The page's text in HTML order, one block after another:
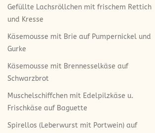
Gefüllte Lachsröllchen mit frischem Rettich
und Kresse
Käsemousse mit Brie auf Pumpernickel und
Gurke
Käsemousse mit Brennesselkäse auf
Schwarzbrot
Muschelschiffchen mit Edelpilzkäse u.
Frischkäse auf Baguette
Spirellos (Leberwurst mit Portwein) auf